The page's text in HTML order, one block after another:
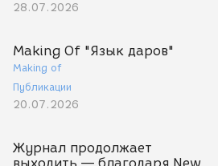
28.07.2026
Making Of "Язык даров"
Making of
Публикации
20.07.2026
Журнал продолжает